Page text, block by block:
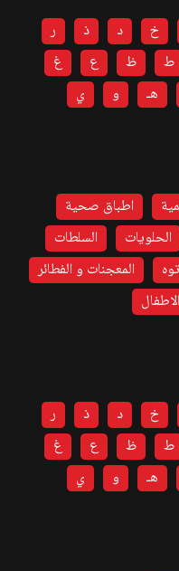
خ د ذ
ر
ط ظ ع
غ
هـ و ي
اطباق صحية
الحلويات
السلطات
المعجنات و الفطائر
خ د ذ
ر
ط ظ ع
غ
هـ و ي